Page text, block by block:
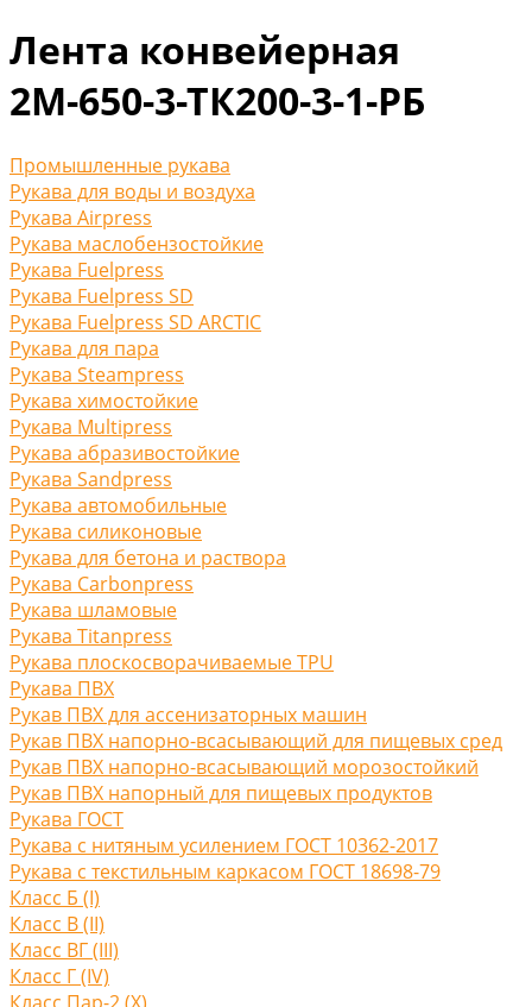
Лента конвейерная
2М-650-3-ТК200-3-1-РБ
Промышленные рукава
Рукава для воды и воздуха
Рукава Airpress
Рукава маслобензостойкие
Рукава Fuelpress
Рукава Fuelpress SD
Рукава Fuelpress SD ARCTIC
Рукава для пара
Рукава Steampress
Рукава химостойкие
Рукава Multipress
Рукава абразивостойкие
Рукава Sandpress
Рукава автомобильные
Рукава силиконовые
Рукава для бетона и раствора
Рукава Carbonpress
Рукава шламовые
Рукава Titanpress
Рукава плоскосворачиваемые TPU
Рукава ПВХ
Рукав ПВХ для ассенизаторных машин
Рукав ПВХ напорно-всасывающий для пищевых сред
Рукав ПВХ напорно-всасывающий морозостойкий
Рукав ПВХ напорный для пищевых продуктов
Рукава ГОСТ
Рукава с нитяным усилением ГОСТ 10362-2017
Рукава с текстильным каркасом ГОСТ 18698-79
Класс Б (I)
Класс В (II)
Класс ВГ (III)
Класс Г (IV)